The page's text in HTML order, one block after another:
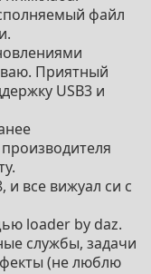
файл
Приятный
USB3 и
все вижуал си с
loader by daz.
службы, задачи
(не люблю